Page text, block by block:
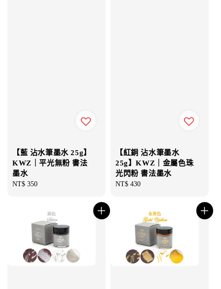
【藍 沾水筆墨水 25g】
KWZ｜平光無粉 書法
墨水
Regular
NT$ 350
【紅銅 沾水筆墨水
25g】KWZ｜金屬色珠
光閃粉 書法墨水
Regular
NT$ 430